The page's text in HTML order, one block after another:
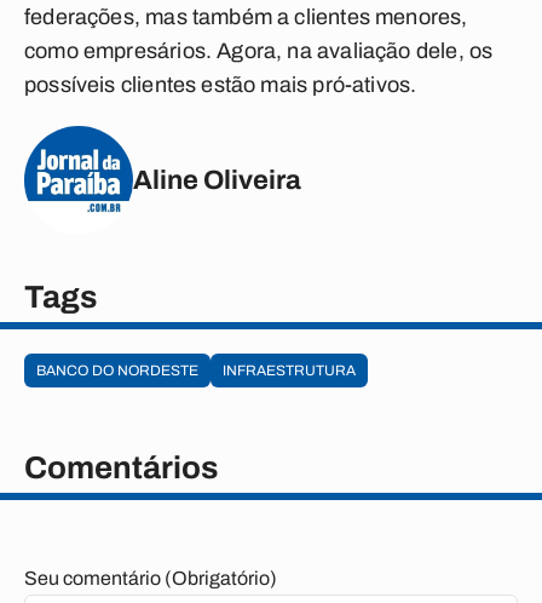
federações, mas também a clientes menores,
como empresários. Agora, na avaliação dele, os
possíveis clientes estão mais pró-ativos.
Aline Oliveira
Tags
BANCO DO NORDESTE INFRAESTRUTURA
Comentários
Seu comentário (Obrigatório)